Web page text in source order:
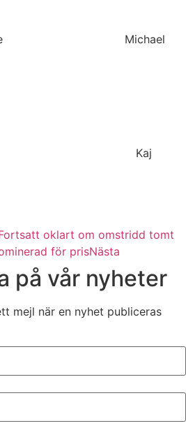
Michael
Kaj
oklart om omstridd tomt
för prisNästa
på vår nyheter
mejl när en nyhet publiceras